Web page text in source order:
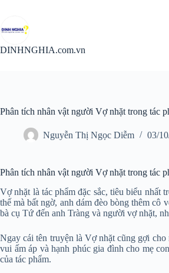
phần
nội
dung
DINHNGHIA.com.vn
Phân tích nhân vật người Vợ nhặt trong tác
Nguyễn Thị Ngọc Diễm 03/
Phân tích nhân vật người Vợ nhặt trong tác
Vợ nhặt là tác phẩm đặc sắc, tiêu biểu nhất
thế mà bất ngờ, anh dám đèo bòng thêm
bà cụ Tứ đến anh Tràng và người vợ nhặt,
Ngay cái tên truyện là Vợ nhặt cũng gợi
vui ấm áp và hạnh phúc gia đình cho mẹ
của tác phẩm.